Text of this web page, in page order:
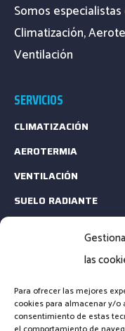
las
Para ofrecer las mejores
cookies para almacenar y/o
consentimiento de estas
Somos
Climatización,
Ventilación
SERVICIOS
CLIMATIZACIÓN
AEROTERMIA
VENTILACIÓN
SUELO RADIANTE
CONTACTA
EMAIL: